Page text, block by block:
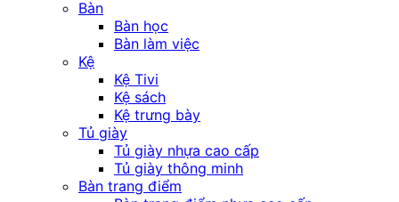
Bàn
Bàn học
Bàn làm việc
Kệ
Kệ Tivi
Kệ sách
Kệ trưng bày
Tủ giày
Tủ giày nhựa cao cấp
Tủ giày thông minh
Bàn trang điểm